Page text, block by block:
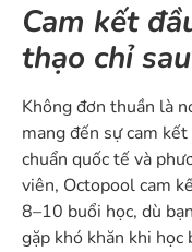
Cam kết
thạo chỉ
Không đơn thuần là
mang đến sự cam
chuẩn quốc tế và
viên, Octopool cam
8–10 buổi học, dù
gặp khó khăn khi học